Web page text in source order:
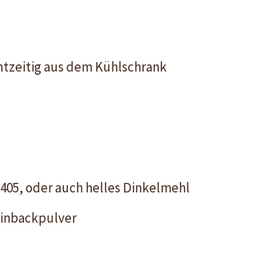
aus dem Kühlschrank
oder auch helles Dinkelmehl